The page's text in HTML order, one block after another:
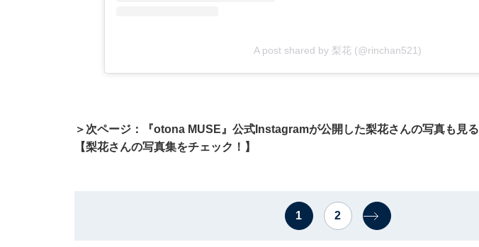
A post shared by 梨花 (@rinchan521)
＞次ページ：『otona MUSE』公式Instagramが公開した梨花さんの写真も見る
【梨花さんの写真集をチェック！】
1 2